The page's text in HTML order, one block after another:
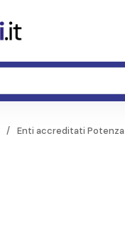
Enti accreditati Potenza